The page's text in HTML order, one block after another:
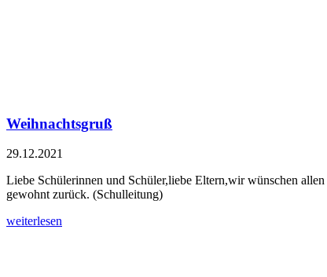
Weihnachtsgruß
29.12.2021
Liebe Schülerinnen und Schüler,liebe Eltern,wir wünschen
gewohnt zurück. (Schulleitung)
weiterlesen